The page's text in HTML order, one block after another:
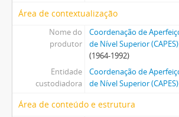
Área de contextualização
Nome do
produtor
Coordenação de
de Nível Superior (CAPES)
(1964-1992)
Entidade
custodiadora
Coordenação de
de Nível Superior (CAPES)
Área de conteúdo e estrutura